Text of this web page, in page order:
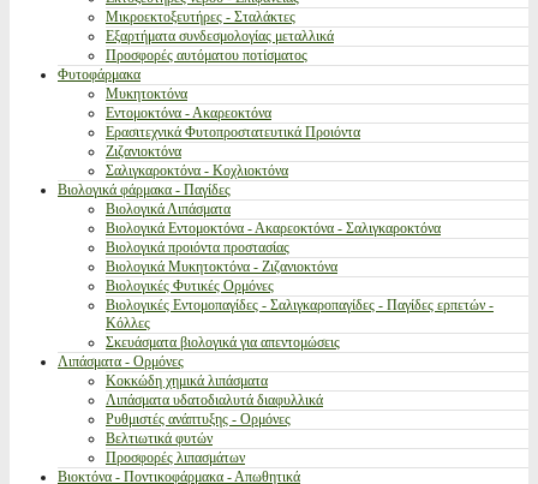
Μικροεκτοξευτήρες - Σταλάκτες
Εξαρτήματα συνδεσμολογίας μεταλλικά
Προσφορές αυτόματου ποτίσματος
Φυτοφάρμακα
Μυκητοκτόνα
Εντομοκτόνα - Ακαρεοκτόνα
Ερασιτεχνικά Φυτοπροστατευτικά Προιόντα
Ζιζανιοκτόνα
Σαλιγκαροκτόνα - Κοχλιοκτόνα
Βιολογικά φάρμακα - Παγίδες
Βιολογικά Λιπάσματα
Βιολογικά Εντομοκτόνα - Ακαρεοκτόνα - Σαλιγκαροκτόνα
Βιολογικά προιόντα προστασίας
Βιολογικά Μυκητοκτόνα - Ζιζανιοκτόνα
Βιολογικές Φυτικές Ορμόνες
Βιολογικές Εντομοπαγίδες - Σαλιγκαροπαγίδες - Παγίδες ερπετών -
Κόλλες
Σκευάσματα βιολογικά για απεντομώσεις
Λιπάσματα - Ορμόνες
Κοκκώδη χημικά λιπάσματα
Λιπάσματα υδατοδιαλυτά διαφυλλικά
Ρυθμιστές ανάπτυξης - Ορμόνες
Βελτιωτικά φυτών
Προσφορές λιπασμάτων
Βιοκτόνα - Ποντικοφάρμακα - Απωθητικά